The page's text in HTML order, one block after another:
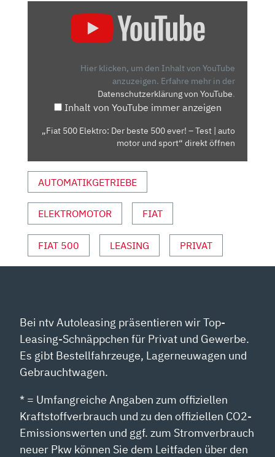
ELEKTRO:
TEST
MOTOR
UND
VON
YOUTUBE
ANZEIGEN
Hier klicken, um den Inhalt von YouTube
anzuzeigen. Erfahre mehr in der
Datenschutzerklärung von YouTube.
Inhalt von YouTube immer anzeigen
„Fiat 500 Elektro: Der beste 500 ever! – Test | auto
motor und sport“ direkt öffnen
AUTOMATIKGETRIEBE
ELEKTROMOTOR FIAT
FIAT 500 LEASING PRIVAT
Bei ntv Autoleasing präsentieren wir Top-
Leasing-Schnäppchen für Privat und Gewerbe.
Es gibt Bestellfahrzeuge, Lagerneuwagen und
Gebrauchtwagen.
* = Umfangreiche Angaben zum offiziellen
Kraftstoffverbrauch und zu den offiziellen CO2-
Emissionswerten und ggf. zum Stromverbrauch
neuer Pkw können Sie dem Leitfaden über den